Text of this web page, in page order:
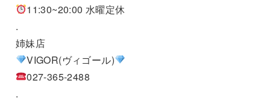
11:30~20:00 水曜定休
.
姉妹店
VIGOR(ヴィゴール)
027-365-2488
.